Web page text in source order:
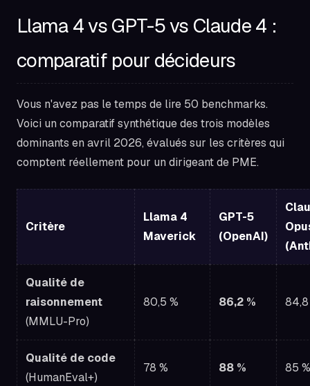
Llama 4 vs GPT-5 vs Claude 4 :
comparatif pour décideurs
Vous n'avez pas le temps de lire 50 benchmarks.
Voici un comparatif synthétique des trois modèles
dominants en avril 2026, évalués sur les critères qui
comptent réellement pour un dirigeant de PME.
Critère
Llama 4
Maverick
GPT-5
(OpenAI)
Qualité de
raisonnement
(MMLU-Pro)
80,5 % 86,2 % 84,8
Qualité de code
(HumanEval+)
78 % 88 % 85 %